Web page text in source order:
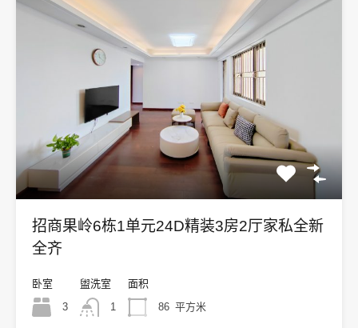
招商果岭6栋1单元24D精装3房2厅家私全新
全齐
卧室
3
盥洗室
1
面积
86 平方米